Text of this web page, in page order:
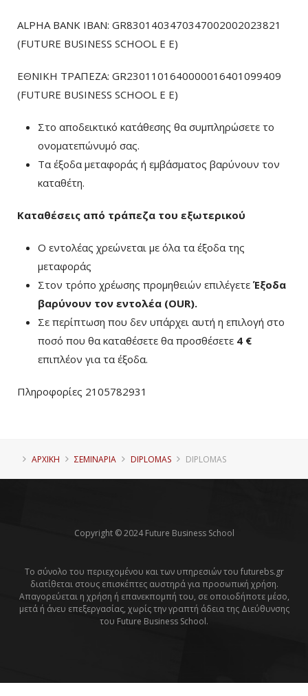
ALPHA BANK IBAN: GR8301403470347002002023821
(FUTURE BUSINESS SCHOOL E E)
ΕΘΝΙΚΗ ΤΡΑΠΕΖΑ: GR2301101640000016401099409
(FUTURE BUSINESS SCHOOL E E)
Στο αποδεικτικό κατάθεσης θα συμπληρώσετε το
ονοματεπώνυμό σας.
Τα έξοδα μεταφοράς ή εμβάσματος βαρύνουν τον
καταθέτη.
Καταθέσεις από τράπεζα του εξωτερικού
Ο εντολέας χρεώνεται με όλα τα έξοδα της
μεταφοράς
Στον τρόπο χρέωσης προμηθειών επιλέγετε Έξοδα
βαρύνουν τον εντολέα (ΟUR).
Σε περίπτωση που δεν υπάρχει αυτή η επιλογή στο
ποσό που θα καταθέσετε θα προσθέσετε 4 €
επιπλέον για τα έξοδα.
Πληροφορίες 2105782931
ΑΡΧΙΚΗ ΣΕΜΙΝΑΡΙΑ DIPLOMAS DIPLOMAS
Copyright © 2024 Future Business School
Το σύνολο του περιεχομένου και των υπηρεσιών του futurebs.gr
διατίθεται στους επισκέπτες αυστηρά για προσωπική χρήση.
Απαγορεύεται η χρήση ή επανεκπομπή του, σε οποιοδήποτε μέσο,
μετά ή άνευ επεξεργασίας, χωρίς την γραπτή άδεια της Διεύθυνσης
του Future Business School.